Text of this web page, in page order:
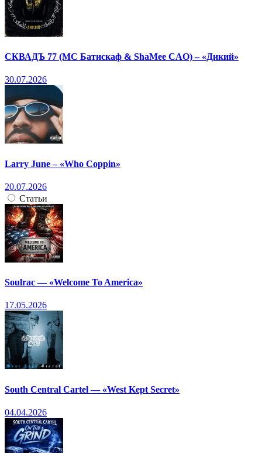
СКВАДЪ 77 (МС Батискаф & ShaMee CAO) – «Дикий»
30.07.2026
Larry June – «Who Coppin»
20.07.2026
Статьи
Soulrac — «Welcome To America»
17.05.2026
South Central Cartel — «West Kept Secret»
04.04.2026